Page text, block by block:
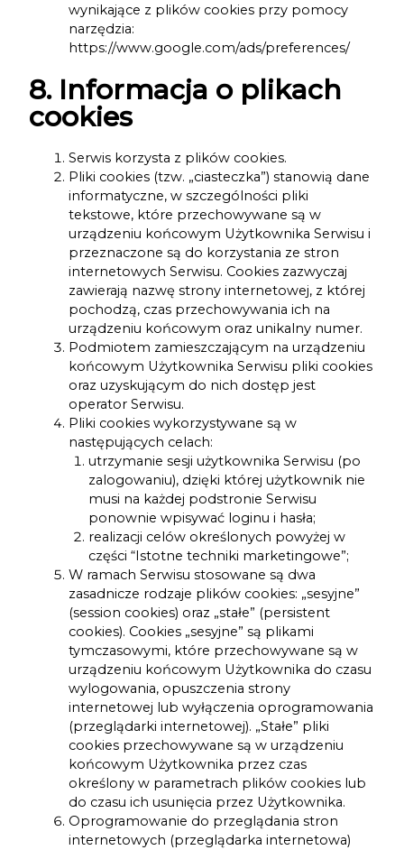
wynikające z plików cookies przy pomocy
narzędzia:
https://www.google.com/ads/preferences/
8. Informacja o plikach
cookies
Serwis korzysta z plików cookies.
Pliki cookies (tzw. „ciasteczka”) stanowią dane
informatyczne, w szczególności pliki
tekstowe, które przechowywane są w
urządzeniu końcowym Użytkownika Serwisu i
przeznaczone są do korzystania ze stron
internetowych Serwisu. Cookies zazwyczaj
zawierają nazwę strony internetowej, z której
pochodzą, czas przechowywania ich na
urządzeniu końcowym oraz unikalny numer.
Podmiotem zamieszczającym na urządzeniu
końcowym Użytkownika Serwisu pliki cookies
oraz uzyskującym do nich dostęp jest
operator Serwisu.
Pliki cookies wykorzystywane są w
następujących celach:
utrzymanie sesji użytkownika Serwisu (po
zalogowaniu), dzięki której użytkownik nie
musi na każdej podstronie Serwisu
ponownie wpisywać loginu i hasła;
realizacji celów określonych powyżej w
części “Istotne techniki marketingowe”;
W ramach Serwisu stosowane są dwa
zasadnicze rodzaje plików cookies: „sesyjne”
(session cookies) oraz „stałe” (persistent
cookies). Cookies „sesyjne” są plikami
tymczasowymi, które przechowywane są w
urządzeniu końcowym Użytkownika do czasu
wylogowania, opuszczenia strony
internetowej lub wyłączenia oprogramowania
(przeglądarki internetowej). „Stałe” pliki
cookies przechowywane są w urządzeniu
końcowym Użytkownika przez czas
określony w parametrach plików cookies lub
do czasu ich usunięcia przez Użytkownika.
Oprogramowanie do przeglądania stron
internetowych (przeglądarka internetowa)